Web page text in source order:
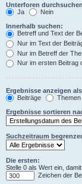
Unterforen
Ja
Nein
Innerhalb suchen:
Betreff und Text der
Nur im Text der
Nur im Betreff der
Nur im ersten Beitrag
Ergebnisse anzeigen
Beiträge
Themen
Ergebnisse sortieren
Suchzeitraum
Die ersten:
Stelle 0 als Wert ein,
Zeichen der